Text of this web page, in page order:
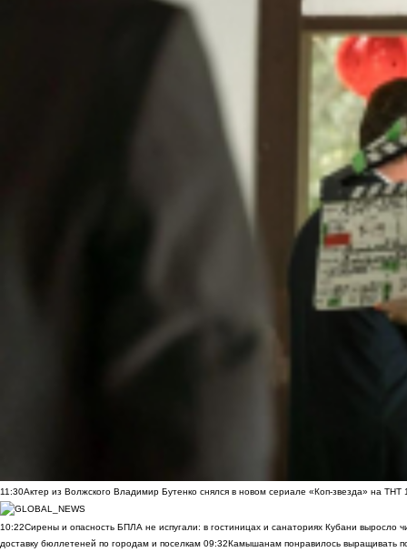
11:30Актер из Волжского Владимир Бутенко снялся в новом сериале «Коп-звезда» на ТНТ
10:22Сирены и опасность БПЛА не испугали: в гостиницах и санаториях Кубани выросло
доставку бюллетеней по городам и поселкам 09:32Камышанам понравилось выращивать